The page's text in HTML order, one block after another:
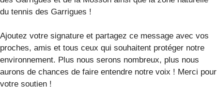
du tennis des Garrigues !
Ajoutez votre signature et partagez ce message avec vos
proches, amis et tous ceux qui souhaitent protéger notre
environnement. Plus nous serons nombreux, plus nous
aurons de chances de faire entendre notre voix ! Merci pour
votre soutien !